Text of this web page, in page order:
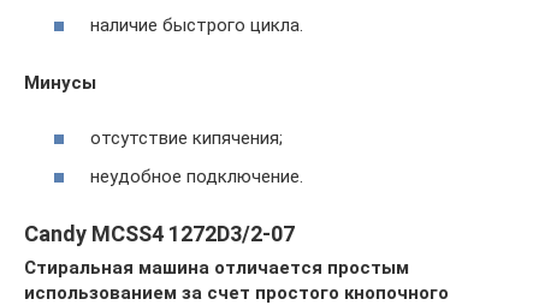
наличие быстрого цикла.
Минусы
отсутствие кипячения;
неудобное подключение.
Candy MCSS4 1272D3/2-07
Стиральная машина отличается простым
использованием за счет простого кнопочного